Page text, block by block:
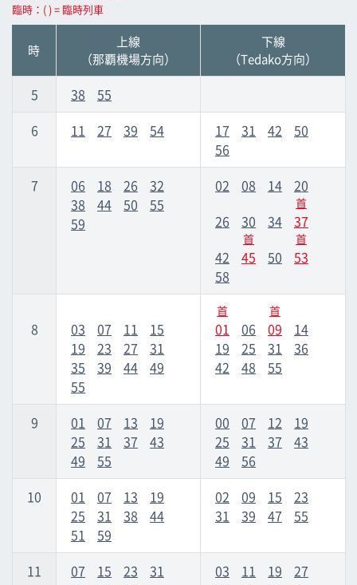
市立醫院前
浦添前田
Tedako浦西
市立醫院前
浦添前田
Tedako浦西
臨時：( ) = 臨時列車
時
上線
（那覇機場方向）
下線
（Tedako方向）
5 38
55
6
11 27 39 54 17 31 42
50
56
7
06 18 26
32
38
44 50
55
59
02 08 14
20
26
30 34
首
37
42
首
45 50
首
53
58
8 03 07 11
15
19
23 27
31
35
39 44
49
55
首
01 06
首
09
14
19
25 31
36
42
48 55
9 01 07 13
19
25
31 37
43
49
55
00 07 12
19
25
31 37
43
49
56
10
01 07 13
19
25
31 38
44
51
59
02 09 15
23
31
39 47 55
11 07 15 23
31
03 11 19
27